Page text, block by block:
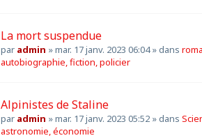
La mort suspendue
par admin »mar. 17 janv. 2023 06:04» dans
autobiographie, fiction, policier
Alpinistes de Staline
par admin »mar. 17 janv. 2023 05:52 » dans
astronomie, économie